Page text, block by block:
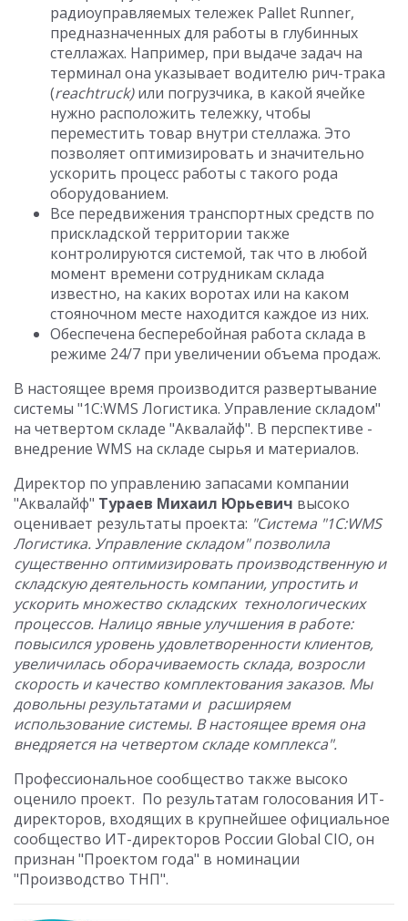
радиоуправляемых тележек Pallet Runner,
предназначенных для работы в глубинных
стеллажах. Например, при выдаче задач на
терминал она указывает водителю рич-трака
(reachtruck)или погрузчика, в какой ячейке
нужно расположить тележку, чтобы
переместить товар внутри стеллажа. Это
позволяет оптимизировать и значительно
ускорить процесс работы с такого рода
оборудованием.
Все передвижения транспортных средств по
прискладской территории также
контролируются системой, так что в любой
момент времени сотрудникам склада
известно, на каких воротах или на каком
стояночном месте находится каждое из них.
Обеспечена бесперебойная работа склада в
режиме 24/7 при увеличении объема продаж.
В настоящее время производится развертывание
системы "1С:WMS Логистика. Управление складом"
на четвертом складе "Аквалайф". В перспективе -
внедрение WMS на складе сырья и материалов.
Директор по управлению запасами компании
"Аквалайф" Тураев Михаил Юрьевич высоко
оценивает результаты проекта: "Система "1С:WMS
Логистика. Управление складом" позволила
существенно оптимизировать производственную и
складскую деятельность компании, упростить и
ускорить множество складских технологических
процессов. Налицо явные улучшения в работе:
повысился уровень удовлетворенности клиентов,
увеличилась оборачиваемость склада, возросли
скорость и качество комплектования заказов. Мы
довольны результатами и расширяем
использование системы. В настоящее время она
внедряется на четвертом складе комплекса".
Профессиональное сообщество также высоко
оценило проект. По результатам голосования ИТ-
директоров, входящих в крупнейшее официальное
сообщество ИТ-директоров России Global CIO, он
признан "Проектом года" в номинации
"Производство ТНП".